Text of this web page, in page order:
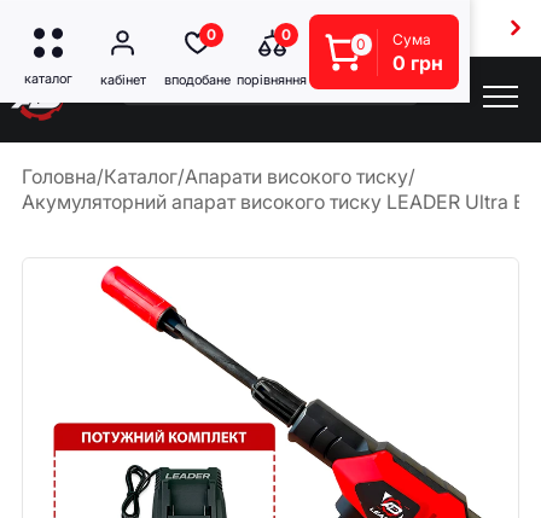
Безкоштовна доставка від 5000 грн
0 0
0 Сума
0 грн
Головна/Каталог/Апарати високого тиску/
Акумуляторний апарат високого тиску LEADER Ultra